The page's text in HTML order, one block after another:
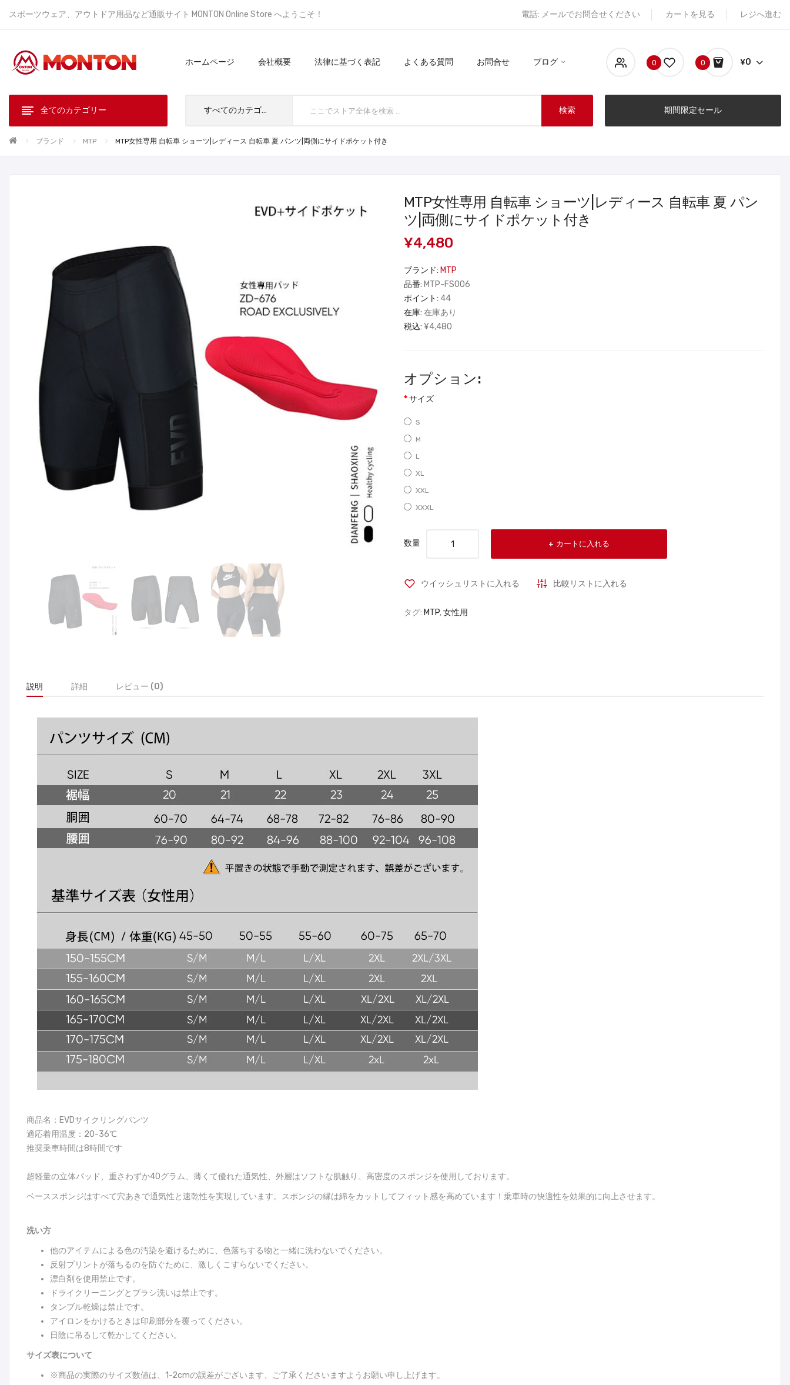
スポーツウェア、アウトドア用品など通販サイト MONTON Online Store へようこそ！ 電話: メールでお問合せください カートを見る レジへ進む
ホームページ 会社概要 法律に基づく表記 よくある質問 お問合せ ブログ 0 0 ¥0
全てのカテゴリー すべてのカテゴリ 検索 期間限定セール
ブランド MTP MTP女性専用 自転車 ショーツ|レディース 自転車 夏 パンツ|両側にサイドポケット付き
MTP女性専用 自転車 ショーツ|レディース 自転車 夏 パン
ツ|両側にサイドポケット付き
¥4,480
ブランド: MTP
品番: MTP-FS006
ポイント: 44
在庫: 在庫あり
税込: ¥4,480
オプション:
サイズ
S
M
L
XL
XXL
XXXL
数量 カートに入れる
ウイッシュリストに入れる 比較リストに入れる
タグ: MTP,女性用
説明 詳細 レビュー (0)
商品名：EVDサイクリングパンツ
適応着用温度：20-36℃
推奨乗車時間は8時間です
超軽量の立体パッド、重さわずか40グラム、薄くて優れた通気性、外層はソフトな肌触り、高密度のスポンジを使用しております。
ベーススポンジはすべて穴あきで通気性と速乾性を実現しています。スポンジの縁は綿をカットしてフィット感を高めています！乗車時の快適性を効果的に向上させます。
洗い方
他のアイテムによる色の汚染を避けるために、色落ちする物と一緒に洗わないでください。
反射プリントが落ちるのを防ぐために、激しくこすらないでください。
漂白剤を使用禁止です。
ドライクリーニングとブラシ洗いは禁止です。
タンブル乾燥は禁止です。
アイロンをかけるときは印刷部分を覆ってください。
日陰に吊るして乾かしてください。
サイズ表について
※商品の実際のサイズ数値は、1-2cmの誤差がございます、ご了承くださいますようお願い申し上げます。